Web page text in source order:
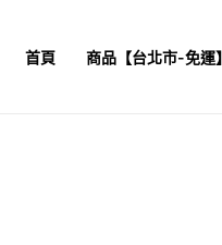
首頁 商品【台北市-免運】